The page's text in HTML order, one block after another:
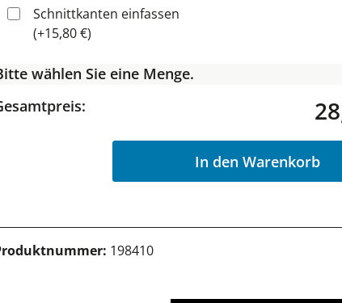
Schnittkanten einfassen
(+15,80 €)
wählen Sie eine Menge.
In den Warenkorb
198410